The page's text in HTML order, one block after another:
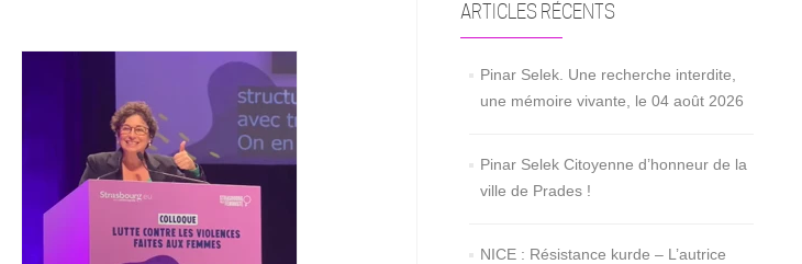
ARTICLES RÉCENTS
Pinar Selek. Une recherche interdite,
une mémoire vivante, le 04 août 2026
Pinar Selek Citoyenne d’honneur de la
ville de Prades !
NICE : Résistance kurde – L’autrice